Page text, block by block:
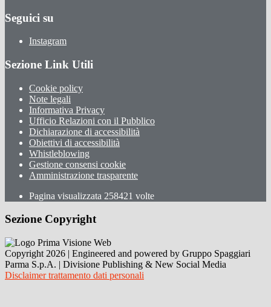
Seguici su
Instagram
Sezione Link Utili
Cookie policy
Note legali
Informativa Privacy
Ufficio Relazioni con il Pubblico
Dichiarazione di accessibilità
Obiettivi di accessibilità
Whistleblowing
Gestione consensi cookie
Amministrazione trasparente
Pagina visualizzata 258421 volte
Sezione Copyright
Copyright 2026 | Engineered and powered by Gruppo Spaggiari
Parma S.p.A. | Divisione Publishing & New Social Media
Disclaimer trattamento dati personali